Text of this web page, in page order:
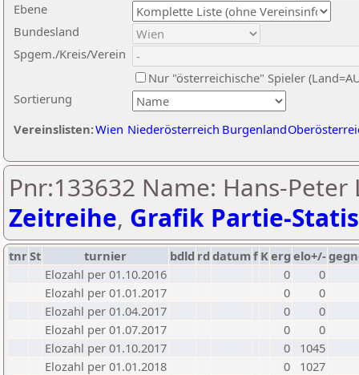
Ebene
Sortierung
Bundesland
Spgem./Kreis/Verein
Nur "österreichische" Spieler
Vereinslisten:Wien Niederösterreich Burgenland
Pnr:133632 Name: Hans-Peter
Zeitreihe, Grafik Partie-
tnrSt turnier bdld rd datumf Kerg elo+/-
Elozahl per 01.10.2016
0
0
Elozahl per 01.01.2017
0
0
Elozahl per 01.04.2017
0
0
Elozahl per 01.07.2017
0
0
Elozahl per 01.10.2017
0
1045
Elozahl per 01.01.2018
0
1027